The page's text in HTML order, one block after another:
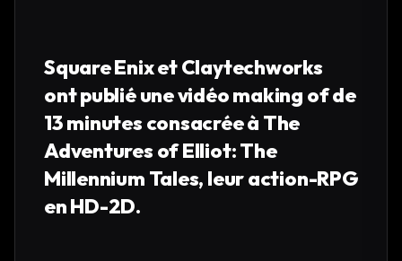
Square Enix et Claytechworks
ont publié une vidéo making of de
13 minutes consacrée à The
Adventures of Elliot: The
Millennium Tales, leur action-RPG
en HD-2D.